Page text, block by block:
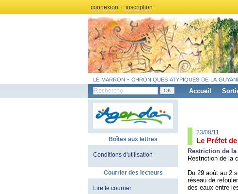
connexion inscription
le marron - chroniques atypiques de la
Accueil
Boîtes aux lettres
Conditions d'utilisation
Courrier des lecteurs
Lire le courrier
23/08/11
Le Préfet
Restriction de
Restriction de la
Du 29 août au 2
réseau de
des eaux entre